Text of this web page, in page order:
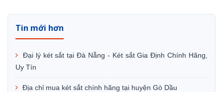
Tin mới hơn
Đại lý két sắt tại Đà Nẵng - Két sắt Gia Định Chính Hãng,
Uy Tín
Địa chỉ mua két sắt chính hãng tại huyện Gò Dầu